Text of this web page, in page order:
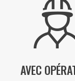
AVEC